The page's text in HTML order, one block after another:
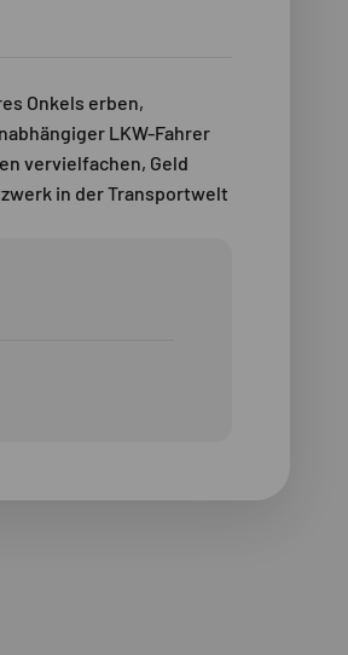
Onkels erben,
LKW-Fahrer
vervielfachen, Geld
in der Transportwelt